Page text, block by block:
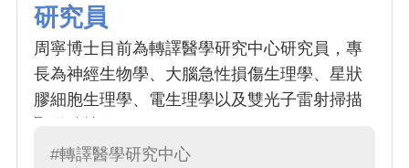
研究員
周寧博士目前為轉譯醫學研究中心研究員，專
長為神經生物學、大腦急性損傷生理學、星狀
膠細胞生理學、電生理學以及雙光子雷射掃描
#轉譯醫學研究中心